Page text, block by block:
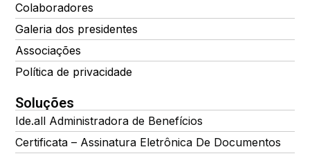
Colaboradores
Galeria dos presidentes
Associações
Política de privacidade
Soluções
Ide.all Administradora de Benefícios
Certificata – Assinatura Eletrônica De Documentos